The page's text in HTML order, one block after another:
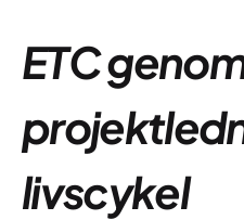
ETC
livscykel